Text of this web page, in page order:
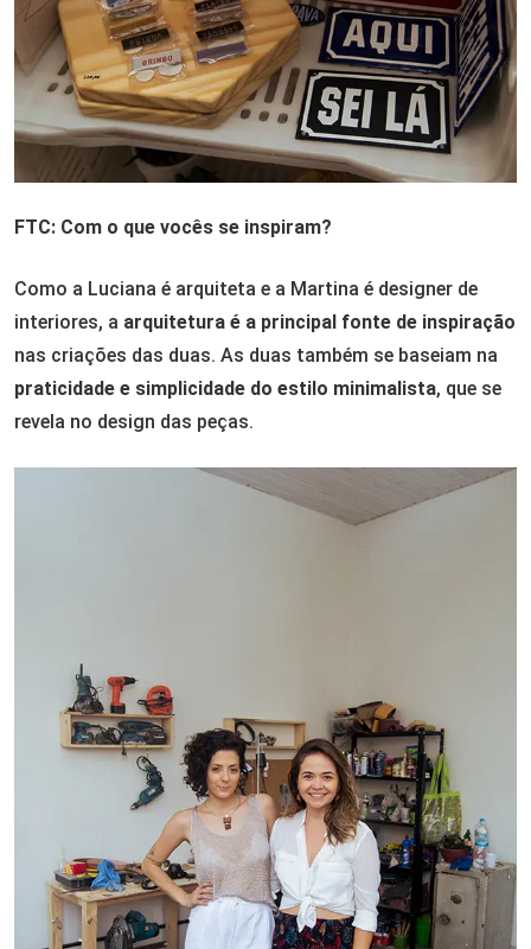
FTC: Com o que vocês se inspiram?
Como a Luciana é arquiteta e a Martina é designer de
interiores, a arquitetura é a principal fonte de inspiração
nas criações das duas. As duas também se baseiam na
praticidade e simplicidade do estilo minimalista, que se
revela no design das peças.